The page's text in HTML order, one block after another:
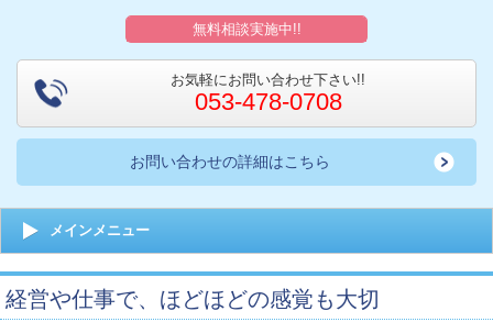
無料相談実施中!!
お気軽にお問い合わせ下さい!!
053-478-0708
お問い合わせの詳細はこちら
メインメニュー
経営や仕事で、ほどほどの感覚も大切